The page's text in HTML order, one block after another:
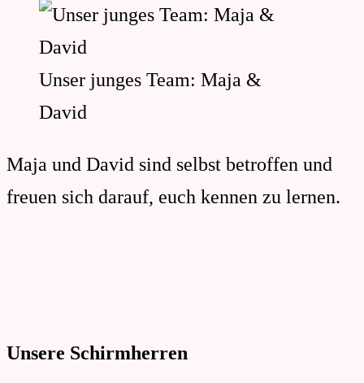
Unser junges Team: Maja &
David
Maja und David sind selbst betroffen und
freuen sich darauf, euch kennen zu lernen.
Unsere Schirmherren